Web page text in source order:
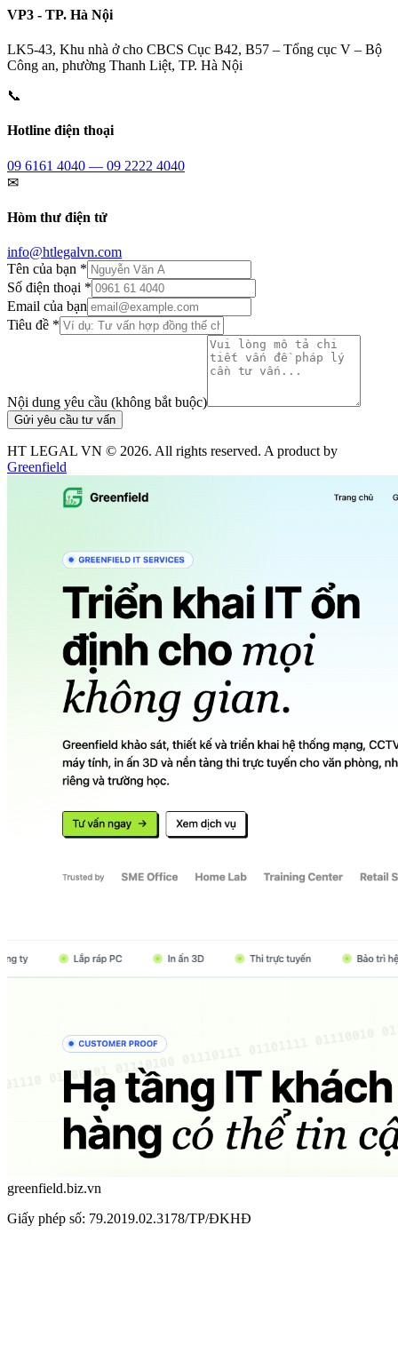
VP3 - TP. Hà Nội
LK5-43, Khu nhà ở cho CBCS Cục B42, B57 – Tổng cục V – Bộ
Công an, phường Thanh Liệt, TP. Hà Nội
📞
Hotline điện thoại
09 6161 4040 — 09 2222 4040
✉
Hòm thư điện tử
info@htlegalvn.com
Tên của bạn *
Số điện thoại *
Email của bạn
Tiêu đề *
Nội dung yêu cầu (không bắt buộc)
Gửi yêu cầu tư vấn
HT LEGAL VN © 2026. All rights reserved. A product by
Greenfield
greenfield.biz.vn
Giấy phép số: 79.2019.02.3178/TP/ĐKHĐ